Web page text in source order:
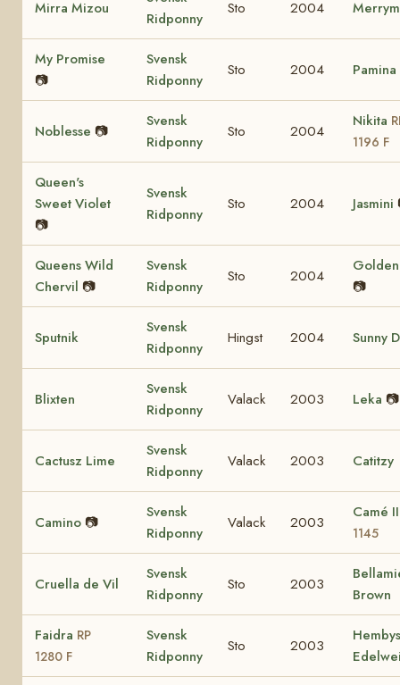
Mirra Mizou
Ridponny
Sto 2004
My Promise
📷
Svensk
Ridponny
Sto 2004 Pamina
Noblesse 📷
Svensk
Ridponny
Sto 2004
Nikita
1196 F
Queen's
Sweet Violet
📷
Svensk
Ridponny
Sto 2004 Jasmini
Queens Wild
Chervil 📷
Svensk
Ridponny
Sto 2004
📷
Sputnik
Svensk
Ridponny
Hingst 2004 Sunny
Blixten
Svensk
Ridponny
Valack 2003 Leka 📷
Cactusz Lime
Svensk
Ridponny
Valack 2003 Catitzy
Camino 📷
Svensk
Ridponny
Valack 2003
Camé
1145
Cruella de Vil
Svensk
Ridponny
Sto 2003
Brown
Faidra RP
1280 F
Svensk
Ridponny
Sto 2003
Hembys